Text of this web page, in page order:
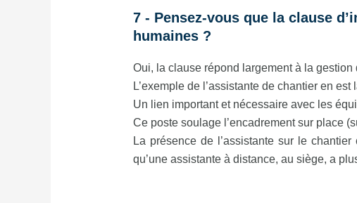
7 - Pensez-vous que la clause
humaines ?
Oui, la clause répond largement à la
L’exemple de l’assistante de chantier en
Un lien important et nécessaire avec les
Ce poste soulage l’encadrement sur place
La présence de l’assistante sur le
qu’une assistante à distance, au siège, a